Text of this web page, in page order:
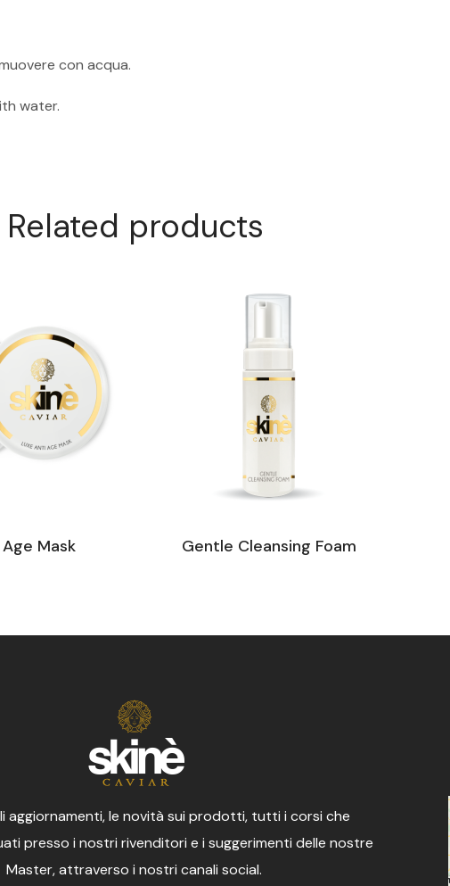
con acqua.
water.
Related products
Mask Gentle Cleansing Foam
aggiornamenti, le novità sui prodotti, tutti i corsi che
presso i nostri rivenditori e i suggerimenti delle nostre
Master, attraverso i nostri canali social.